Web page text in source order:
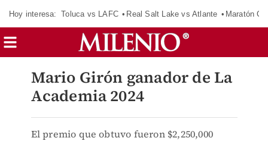
Hoy interesa: Toluca vs LAFC Real Salt Lake vs Atlante Maratón
Mario Girón ganador de La
Academia 2024
El premio que obtuvo fueron $2,250,000